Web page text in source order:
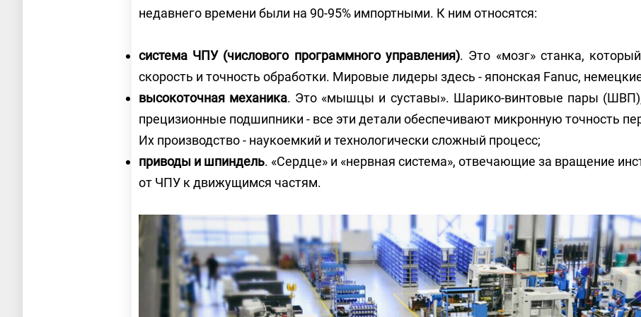
недавнего времени были на 90-95% импортными. К ним относятся:
система ЧПУ (числового программного управления). Это «мозг» станка,
скорость и точность обработки. Мировые лидеры здесь - японская Fanuc,
высокоточная механика. Это «мышцы и суставы». Шарико-винтовые пары
прецизионные подшипники - все эти детали обеспечивают микронную точность
Их производство - наукоемкий и технологически сложный процесс;
приводы и шпиндель. «Сердце» и «нервная система», отвечающие за вращение
от ЧПУ к движущимся частям.